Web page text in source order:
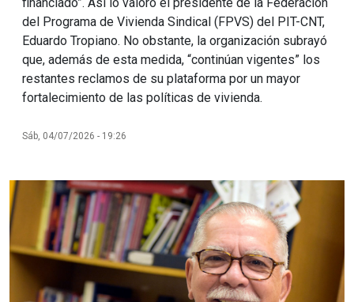
del Programa de Vivienda Sindical (FPVS) del PIT-CNT,
Eduardo Tropiano. No obstante, la organización subrayó
que, además de esta medida, “continúan vigentes” los
restantes reclamos de su plataforma por un mayor
fortalecimiento de las políticas de vivienda.
Sáb, 04/07/2026 - 19:26
Imagen